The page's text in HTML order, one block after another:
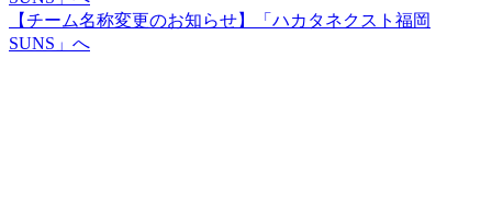
【チーム名称変更のお知らせ】「ハカタネクスト福岡
SUNS」へ